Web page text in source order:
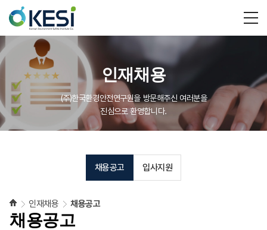
인재채용
(주)한국환경안전연구원을 방문해주신 여러분을
진심으로 환영합니다.
채용공고 입사지원
채용공고
인재채용 채용공고